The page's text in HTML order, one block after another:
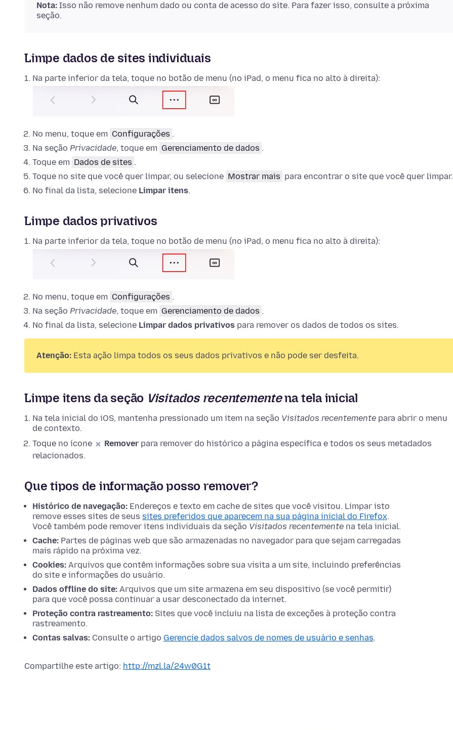
Nota: Isso não remove nenhum dado ou conta de acesso do site. Para fazer isso, consulte a próxima
seção.
Limpe dados de sites individuais
Na parte inferior da tela, toque no botão de menu (no iPad, o menu fica no alto à direita):
No menu, toque em Configurações .
Na seção Privacidade, toque em Gerenciamento de dados .
Toque em Dados de sites .
Toque no site que você quer limpar, ou selecione Mostrar mais para encontrar o site que você quer limpar.
No final da lista, selecione Limpar itens.
Limpe dados privativos
Na parte inferior da tela, toque no botão de menu (no iPad, o menu fica no alto à direita):
No menu, toque em Configurações .
Na seção Privacidade, toque em Gerenciamento de dados .
No final da lista, selecione Limpar dados privativos para remover os dados de todos os sites.
Atenção: Esta ação limpa todos os seus dados privativos e não pode ser desfeita.
Limpe itens da seção Visitados recentementena tela inicial
Na tela inicial do iOS, mantenha pressionado um item na seção Visitados recentemente para abrir o menu
de contexto.
Toque no ícone
Remover para remover do histórico a página específica e todos os seus metadados
relacionados.
Que tipos de informação posso remover?
Histórico de navegação: Endereços e texto em cache de sites que você visitou. Limpar isto
remove esses sites de seus sites preferidos que aparecem na sua página inicial do Firefox.
Você também pode remover itens individuais da seção Visitados recentemente na tela inicial.
Cache: Partes de páginas web que são armazenadas no navegador para que sejam carregadas
mais rápido na próxima vez.
Cookies: Arquivos que contêm informações sobre sua visita a um site, incluindo preferências
do site e informações do usuário.
Dados offline do site: Arquivos que um site armazena em seu dispositivo (se você permitir)
para que você possa continuar a usar desconectado da internet.
Proteção contra rastreamento: Sites que você incluiu na lista de exceções à proteção contra
rastreamento.
Contas salvas: Consulte o artigo Gerencie dados salvos de nomes de usuário e senhas.
Compartilhe este artigo: http://mzl.la/24w0G1t